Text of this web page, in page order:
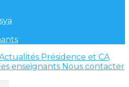
Présidence et CA
enseignants Nous contacter